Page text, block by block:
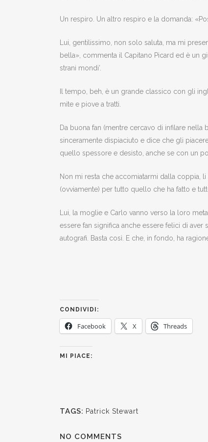
Un respiro. Un altro respiro e la domanda:
Lui, gentilissimo, non solo saluta, ma mi
bella», commenta il Capitano Picard ed è un
strani mondi’.
Il tempo, beh, è un grande classico con gli
mite e piove a tratti.
Da buona fan (mentre cercavo di infilare nella
sinceramente dispiaciuto e dice che gli
quello spessore e desisto, anche se con un
Non mi resta che accomiatarmi dalla coppia,
(ovviamente) per tutto quello che ha fatto e
Lui, la moglie e Carlo vanno verso la loro
essere fan significa anche essere felici di
autografi. Basta così. E che, in fondo, ha
CONDIVIDI:
Facebook X Threads
MI PIACE:
TAGS: Patrick Stewart
NO COMMENTS